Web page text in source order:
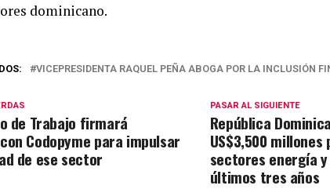
dominicano.
VICEPRESIDENTA RAQUEL PEÑA ABOGA POR LA INCLUSIÓN
PASAR AL SIGUIENTE
República
US$3,500 millones
sectores energía
últimos tres años
de Trabajo firmará
Codopyme para impulsar
de ese sector